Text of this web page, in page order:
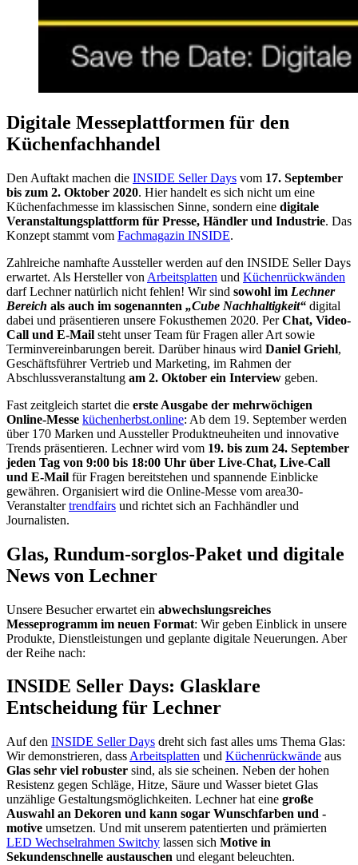
Digitale Messeplattformen für den
Küchenfachhandel
Den Auftakt machen die INSIDE Seller Days vom 17. September
bis zum 2. Oktober 2020. Hier handelt es sich nicht um eine
Küchenfachmesse im klassischen Sinne, sondern eine digitale
Veranstaltungsplattform für Presse, Händler und Industrie. Das
Konzept stammt vom Fachmagazin INSIDE.
Zahlreiche namhafte Aussteller werden auf den INSIDE Seller Days
erwartet. Als Hersteller von Arbeitsplatten und Küchenrückwänden
darf Lechner natürlich nicht fehlen! Wir sind sowohl im Lechner
Bereich als auch im sogenannten „Cube Nachhaltigkeit“ digital
dabei und präsentieren unsere Fokusthemen 2020. PerChat, Video-
Call und E-Mail steht unser Team für Fragen aller Art sowie
Terminvereinbarungen bereit. Darüber hinaus wird Daniel Griehl,
Geschäftsführer Vertrieb und Marketing, im Rahmen der
Abschlussveranstaltung am 2. Oktober ein Interview geben.
Fast zeitgleich startet die erste Ausgabe der mehrwöchigen
Online-Messe küchenherbst.online: Ab dem 19. September werden
über 170 Marken und Aussteller Produktneuheiten und innovative
Trends präsentieren. Lechner wird vom 19. bis zum 24. September
jeden Tag von 9:00 bis 18:00 Uhr über Live-Chat, Live-Call
und E-Mail für Fragen bereitstehen und spannende Einblicke
gewähren. Organisiert wird die Online-Messe vom area30-
Veranstaltertrendfairs und richtet sich an Fachhändler und
Journalisten.
Glas, Rundum-sorglos-Paket und digitale
News von Lechner
Unsere Besucher erwartet ein abwechslungsreiches
Messeprogramm im neuen Format: Wir geben Einblick in unsere
Produkte, Dienstleistungen und geplante digitale Neuerungen. Aber
der Reihe nach:
INSIDE Seller Days: Glasklare
Entscheidung für Lechner
Auf den INSIDE Seller Days dreht sich fast alles ums Thema Glas:
Wir demonstrieren, dass Arbeitsplatten und Küchenrückwände aus
Glas sehr viel robuster sind, als sie scheinen. Neben der hohen
Resistenz gegen Schläge, Hitze, Säure und Wasser bietet Glas
unzählige Gestaltungsmöglichkeiten. Lechner hat eine große
Auswahl an Dekoren und kann sogar Wunschfarben und -
motive umsetzen. Und mit unserem patentierten und prämierten
LED Wechselrahmen Switchy lassen sich Motive in
Sekundenschnelle austauschen und elegant beleuchten.